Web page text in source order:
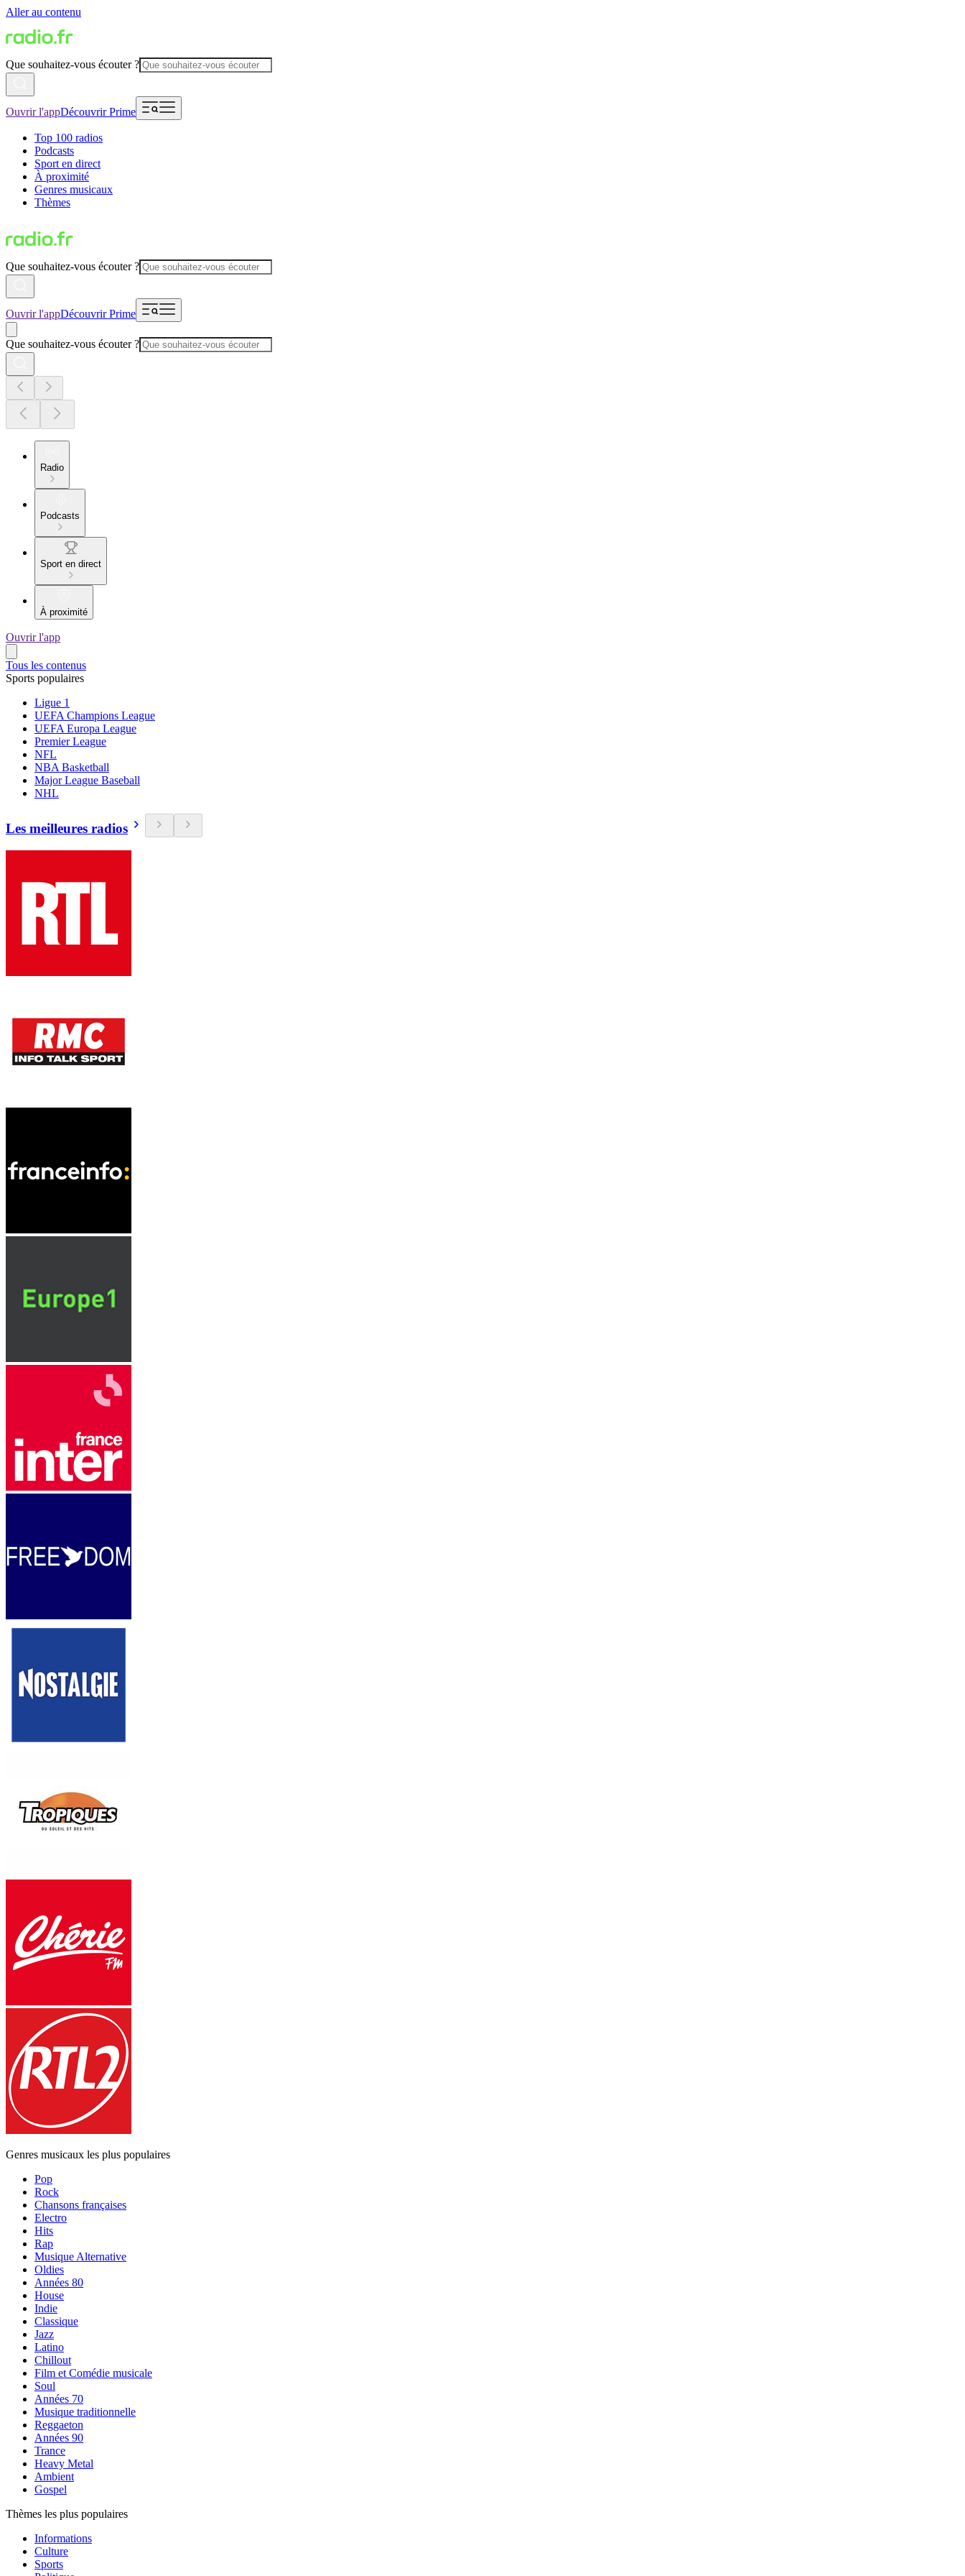
Aller au contenu
Que souhaitez-vous écouter ?
Ouvrir l'appDécouvrir Prime
Top 100 radios
Podcasts
Sport en direct
À proximité
Genres musicaux
Thèmes
Que souhaitez-vous écouter ?
Ouvrir l'appDécouvrir Prime
Que souhaitez-vous écouter ?
Radio
Podcasts
Sport en direct
À proximité
Ouvrir l'app
Tous les contenus
Sports populaires
Ligue 1
UEFA Champions League
UEFA Europa League
Premier League
NFL
NBA Basketball
Major League Baseball
NHL
Les meilleures radios
Genres musicaux les plus populaires
Pop
Rock
Chansons françaises
Electro
Hits
Rap
Musique Alternative
Oldies
Années 80
House
Indie
Classique
Jazz
Latino
Chillout
Film et Comédie musicale
Soul
Années 70
Musique traditionnelle
Reggaeton
Années 90
Trance
Heavy Metal
Ambient
Gospel
Thèmes les plus populaires
Informations
Culture
Sports